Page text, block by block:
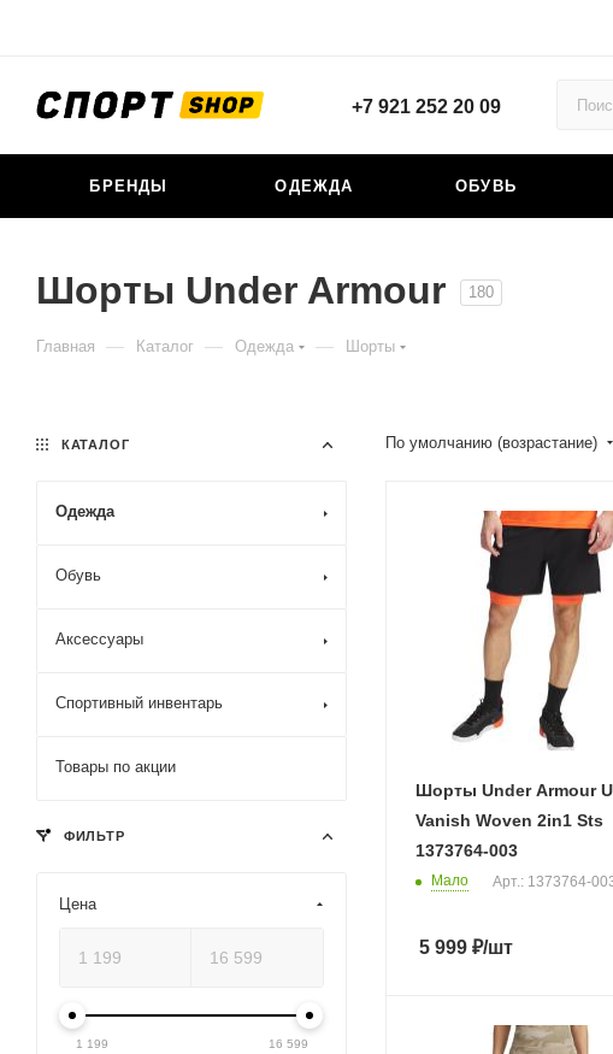
+7 921 252 20 09
БРЕНДЫ ОДЕЖДА ОБУВЬ
Шорты Under Armour 180
Главная — Каталог — Одежда — Шорты
По умолчанию (возрастание)
Шорты Under Armour
Vanish Woven 2in1 Sts
1373764-003
Мало Арт.: 1373764-
5 999 ₽/шт
КАТАЛОГ
Одежда
Обувь
Аксессуары
Спортивный инвентарь
Товары по акции
ФИЛЬТР
Цена
1 199 16 599